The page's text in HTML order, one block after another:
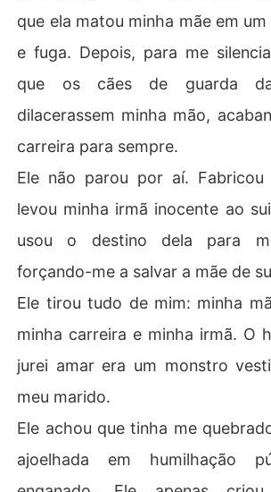
te e o apoio de um bilionário, pronto
undo até as cinzas.
que ela matou minha mãe em
e fuga. Depois, para me
que os cães de guarda
dilacerassem minha mão,
carreira para sempre.
Ele não parou por aí.
levou minha irmã inocente ao
usou o destino dela para
forçando-me a salvar a mãe de
Ele tirou tudo de mim: minha
minha carreira e minha irmã. O
jurei amar era um monstro
meu marido.
Ele achou que tinha me
ajoelhada em humilhação